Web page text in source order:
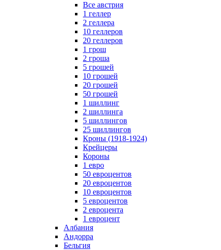
Все австрия
1 геллер
2 геллера
10 геллеров
20 геллеров
1 грош
2 гроша
5 грошей
10 грошей
20 грошей
50 грошей
1 шиллинг
2 шиллинга
5 шиллингов
25 шиллингов
Кроны (1918-1924)
Крейцеры
Короны
1 евро
50 евроцентов
20 евроцентов
10 евроцентов
5 евроцентов
2 евроцента
1 евроцент
Албания
Андорра
Бельгия